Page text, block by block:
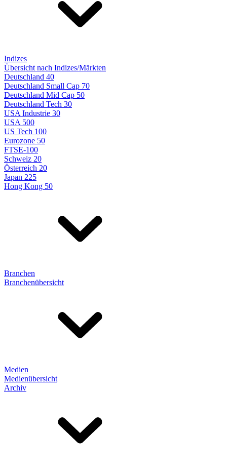
Indizes
Übersicht nach Indizes/Märkten
Deutschland 40
Deutschland Small Cap 70
Deutschland Mid Cap 50
Deutschland Tech 30
USA Industrie 30
USA 500
US Tech 100
Eurozone 50
FTSE-100
Schweiz 20
Österreich 20
Japan 225
Hong Kong 50
Branchen
Branchenübersicht
Medien
Medienübersicht
Archiv